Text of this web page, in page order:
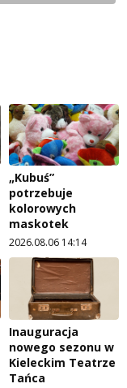
„Kubuś”
potrzebuje
kolorowych
maskotek
2026.08.06 14:14
Inauguracja
nowego sezonu w
Kieleckim Teatrze
Tańca